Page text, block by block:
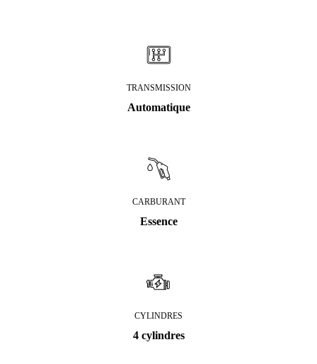
TRANSMISSION
Automatique
CARBURANT
Essence
CYLINDRES
4 cylindres